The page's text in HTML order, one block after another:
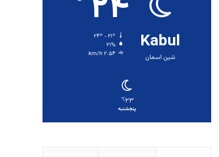
Kabul
شین اسمان
۲۱%
۲.۵۴ km/h
۲۳℃
پنجشنبه